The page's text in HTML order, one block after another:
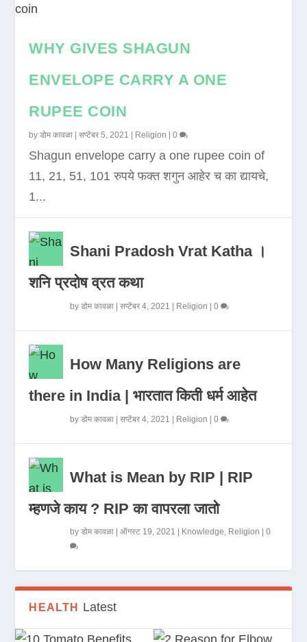
WHY GIVES SHAGUN
ENVELOPE CARRY A ONE
RUPEE COIN
byडोम कावळा |सप्टेंबर 5, 2021 Religion |0
Shagun envelope carry a one rupee coin of
11, 21, 51, 101 रुपये फक्त शगुन आहेर च का द्यायचे,
1...
Shani Pradosh Vrat Katha ।
शनि प्रदोष व्रत कथा
byडोम कावळा |सप्टेंबर 4, 2021 Religion |0
How Many Religions are
there in India | भारतात किती धर्म आहेत
byडोम कावळा |सप्टेंबर 4, 2021 Religion |0
What is Mean by RIP | RIP
म्हणजे काय ? RIP का वापरला जातो
byडोम कावळा |ऑगस्ट 19, 2021 Knowledge, Religion |0
HEALTH Latest